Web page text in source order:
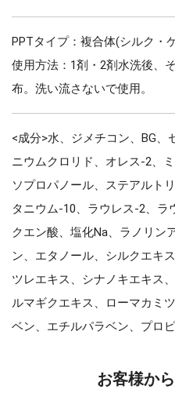
PPTタイプ：複合体(シルク・
使用方法：1剤・2剤水洗後、
布。洗い流さないで使用。
<成分>水、ジメチコン、BG
ニウムクロリド、オレス-2、
ソプロパノール、ステアルト
タニウム-10、ラウレス-2、ラ
クエン酸、塩化Na、ラノリン
ン、エタノール、シルクエキ
ツレエキス、シナノキエキス
ルマギクエキス、ローマカミ
ベン、エチルパラベン、プロ
お客様か